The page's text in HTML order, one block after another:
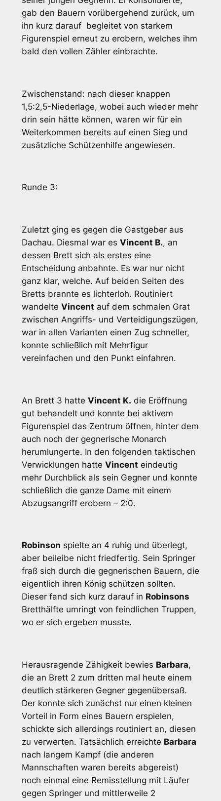
gab den Bauern vorübergehend zurück, um
ihn kurz darauf begleitet von starkem
Figurenspiel erneut zu erobern, welches ihm
bald den vollen Zähler einbrachte.
Zwischenstand: nach dieser knappen
1,5:2,5-Niederlage, wobei auch wieder mehr
drin sein hätte können, waren wir für ein
Weiterkommen bereits auf einen Sieg und
zusätzliche Schützenhilfe angewiesen.
Runde 3:
Zuletzt ging es gegen die Gastgeber aus
Dachau. Diesmal war es Vincent B., an
dessen Brett sich als erstes eine
Entscheidung anbahnte. Es war nur nicht
ganz klar, welche. Auf beiden Seiten des
Bretts brannte es lichterloh. Routiniert
wandelte Vincent auf dem schmalen Grat
zwischen Angriffs- und Verteidigungszügen,
war in allen Varianten einen Zug schneller,
konnte schließlich mit Mehrfigur
vereinfachen und den Punkt einfahren.
An Brett 3 hatte Vincent K. die Eröffnung
gut behandelt und konnte bei aktivem
Figurenspiel das Zentrum öffnen, hinter dem
auch noch der gegnerische Monarch
herumlungerte. In den folgenden taktischen
Verwicklungen hatte Vincent eindeutig
mehr Durchblick als sein Gegner und konnte
schließlich die ganze Dame mit einem
Abzugsangriff erobern – 2:0.
Robinson spielte an 4 ruhig und überlegt,
aber beileibe nicht friedfertig. Sein Springer
fraß sich durch die gegnerischen Bauern, die
eigentlich ihren König schützen sollten.
Dieser fand sich kurz darauf in Robinsons
Bretthälfte umringt von feindlichen Truppen,
wo er sich ergeben musste.
Herausragende Zähigkeit bewies Barbara,
die an Brett 2 zum dritten mal heute einem
deutlich stärkeren Gegner gegenübersaß.
Der konnte sich zunächst nur einen kleinen
Vorteil in Form eines Bauern erspielen,
schickte sich allerdings routiniert an, diesen
zu verwerten. Tatsächlich erreichte Barbara
nach langem Kampf (die anderen
Mannschaften waren bereits abgereist)
noch einmal eine Remisstellung mit Läufer
gegen Springer und mittlerweile 2